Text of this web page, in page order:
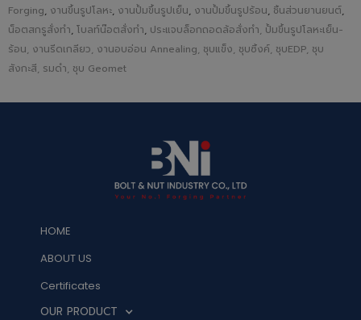
Forging, งานขึ้นรูปโลหะ, งานปั้มขึ้นรูปเย็น, งานปั้มขึ้นรูปร้อน, ชิ้นส่วนยานยนต์,
น็อตสกรูสั่งทำ, โบลท์น๊อตสั่งทำ, ประแจบล็อกถอดล้อสั่งทำ, ปั้มขึ้นรูปโลหะเย็น-
ร้อน, งานรีดเกลียว, งานอบอ่อน Annealing, ชุบแข็ง, ชุบซิ้งค์, ชุบEDP, ชุบ
สังกะสี, รมดำ, ชุบ Geomet
HOME
ABOUT US
Certificates
OUR PRODUCT